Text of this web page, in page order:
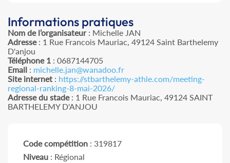
Informations pratiques
Nom de l’organisateur: Michelle JAN
Adresse: 1 Rue Francois Mauriac, 49124 Saint Barthelemy
D'anjou
Téléphone 1 : 0687144705
Email : michelle.jan@wanadoo.fr
Site internet : https://stbarthelemy-athle.com/meeting-
regional-ranking-8-mai-2026/
Adresse du stade: 1 Rue Francois Mauriac, 49124 SAINT
BARTHELEMY D'ANJOU
Code compétition : 319817
Niveau : Régional